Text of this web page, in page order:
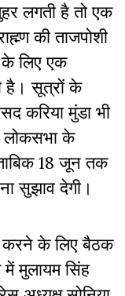
लगती है तो एक
की ताजपोशी
के लिए एक
है। सूत्रों के
करिया मुंडा भी
लोकसभा के
18 जून तक
सुझाव देगी।
करने के लिए बैठक
में मुलायम सिंह